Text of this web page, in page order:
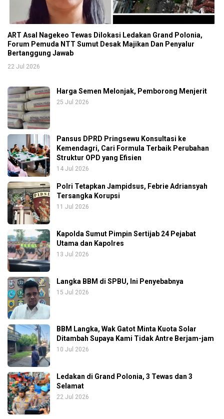
ART Asal Nagekeo Tewas Dilokasi Ledakan Grand Polonia,
Forum Pemuda NTT Sumut Desak Majikan Dan Penyalur
Bertanggung Jawab
22 Jul 2026
Harga Semen Melonjak, Pemborong Menjerit
25 Jul 2026
Pansus DPRD Pringsewu Konsultasi ke
Kemendagri, Cari Formula Terbaik Perubahan
Struktur OPD yang Efisien
14 Jul 2026
Polri Tetapkan Jampidsus, Febrie Adriansyah
Tersangka Korupsi
11 Jul 2026
Kapolda Sumut Pimpin Sertijab 24 Pejabat
Utama dan Kapolres
13 Jul 2026
Langka BBM di SPBU, Ini Penyebabnya
15 Jul 2026
BBM Langka, Wak Gatot Minta Kuota Solar
Ditambah Supaya Kami Tidak Antre Berjam-jam
10 Jul 2026
Ledakan di Grand Polonia, 3 Tewas dan 3
Selamat
22 Jul 2026